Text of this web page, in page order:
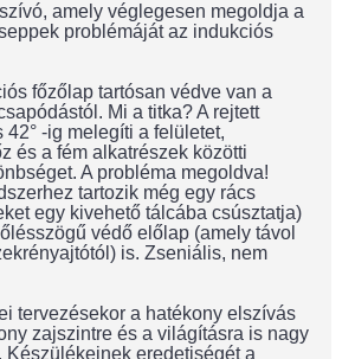
amely véglegesen megoldja a
problémáját az indukciós
főzőlap tartósan védve van a
Mi a titka? A rejtett
42° -ig melegíti a felületet,
és a fém alkatrészek közötti
A probléma megoldva!
tartozik még egy rács
egy kivehető tálcába csúsztatja)
védő előlap (amely távol
is. Zseniális, nem
tervezésekor a hatékony elszívás
zajszintre és a világításra is nagy
Készülékeinek eredetiségét a